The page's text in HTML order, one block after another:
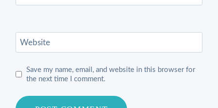
Website
Save my name, email, and website in this browser for
the next time I comment.